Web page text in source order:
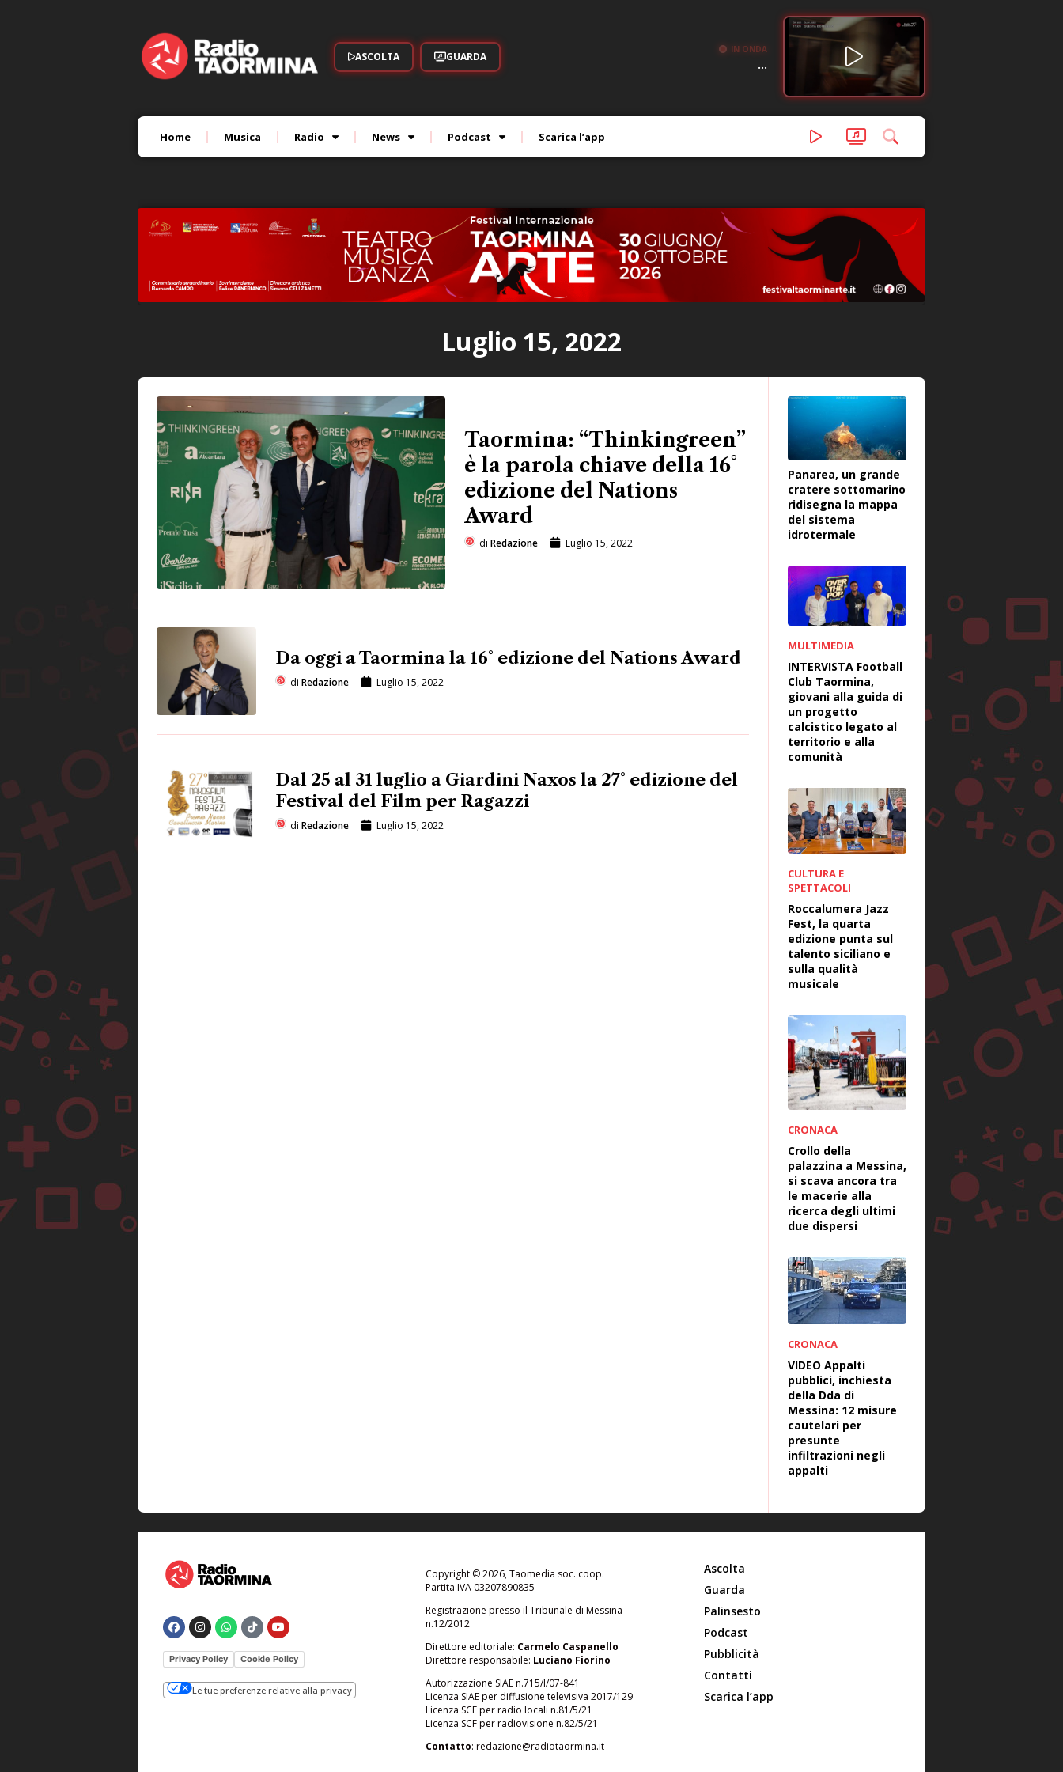
ASCOLTA GUARDA
IN ONDA
...
Home Musica Radio News Podcast Scarica l’app
Luglio 15, 2022
Taormina: “Thinkingreen”
è la parola chiave della 16°
edizione del Nations
Award
di Redazione Luglio 15, 2022
Da oggi a Taormina la 16° edizione del Nations Award
di Redazione Luglio 15, 2022
Dal 25 al 31 luglio a Giardini Naxos la 27° edizione del
Festival del Film per Ragazzi
di Redazione Luglio 15, 2022
Panarea, un grande
cratere sottomarino
ridisegna la mappa
del sistema
idrotermale
MULTIMEDIA
INTERVISTA Football
Club Taormina,
giovani alla guida di
un progetto
calcistico legato al
territorio e alla
comunità
CULTURA E
SPETTACOLI
Roccalumera Jazz
Fest, la quarta
edizione punta sul
talento siciliano e
sulla qualità
musicale
CRONACA
Crollo della
palazzina a Messina,
si scava ancora tra
le macerie alla
ricerca degli ultimi
due dispersi
CRONACA
VIDEO Appalti
pubblici, inchiesta
della Dda di
Messina: 12 misure
cautelari per
presunte
infiltrazioni negli
appalti
Privacy Policy Cookie Policy
Le tue preferenze relative alla privacy
Copyright © 2026, Taomedia soc. coop.
Partita IVA 03207890835
Registrazione presso il Tribunale di Messina
n.12/2012
Direttore editoriale: Carmelo Caspanello
Direttore responsabile: Luciano Fiorino
Autorizzazione SIAE n.715/I/07-841
Licenza SIAE per diffusione televisiva 2017/129
Licenza SCF per radio locali n.81/5/21
Licenza SCF per radiovisione n.82/5/21
Contatto: redazione@radiotaormina.it
Ascolta
Guarda
Palinsesto
Podcast
Pubblicità
Contatti
Scarica l’app